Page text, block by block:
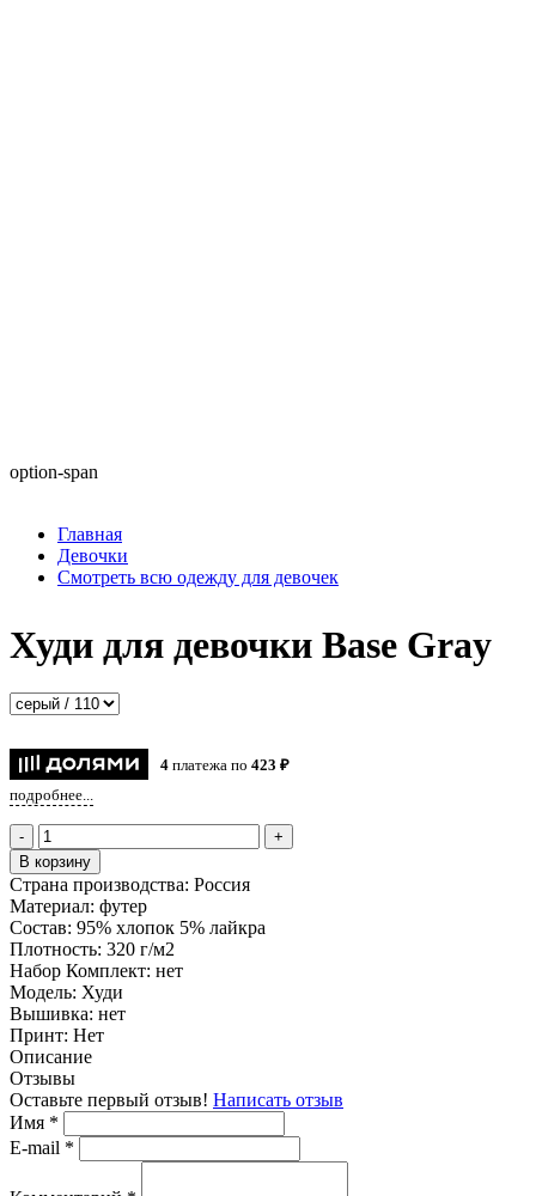
option-span
Главная
Девочки
Смотреть всю одежду для девочек
Худи для девочки Base Gray
4 платежа по 423 ₽
подробнее...
-
+
В корзину
Страна производства: Россия
Материал: футер
Состав: 95% хлопок 5% лайкра
Плотность: 320 г/м2
Набор Комплект: нет
Модель: Худи
Вышивка: нет
Принт: Нет
Описание
Отзывы
Оставьте первый отзыв! Написать отзыв
Имя *
E-mail *